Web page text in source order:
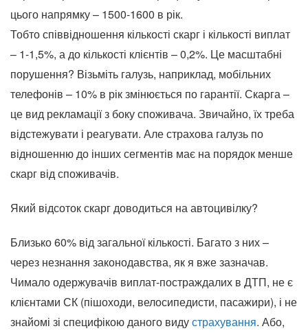
цього напрямку – 1500-1600 в рік.
Тобто співвідношення кількості скарг і кількості виплат
– 1-1,5%, а до кількості клієнтів – 0,2%. Це масштабні
порушення? Візьміть галузь, наприклад, мобільних
телефонів – 10% в рік змінюється по гарантії. Скарга –
це вид рекламації з боку споживача. Звичайно, їх треба
відстежувати і реагувати. Але страхова галузь по
відношенню до інших сегментів має на порядок менше
скарг від споживачів.
Який відсоток скарг доводиться на автоцивілку?
Близько 60% від загальної кількості. Багато з них –
через незнання законодавства, як я вже зазначав.
Чимало одержувачів виплат-постраждалих в ДТП, не є
клієнтами СК (пішоходи, велосипедисти, пасажири), і не
знайомі зі специфікою даного видустрахування. Або,